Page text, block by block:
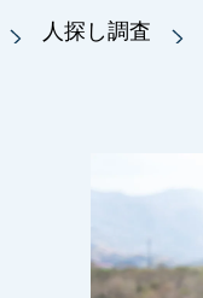
人探し調査